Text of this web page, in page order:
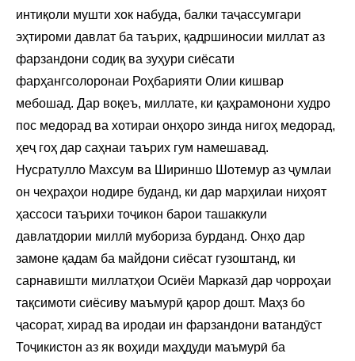
интиқоли мушти хок набуда, балки таҷассумгари
эҳтироми давлат ба таърих, қадршиносии миллат аз
фарзандони содиқ ва зуҳури сиёсати
фарҳангсолоронаи Роҳбарияти Олии кишвар
мебошад. Дар воқеъ, миллате, ки қаҳрамонони худро
пос медорад ва хотираи онҳоро зинда нигоҳ медорад,
ҳеҷ гоҳ дар саҳнаи таърих гум намешавад.
Нусратулло Махсум ва Шириншо Шотемур аз ҷумлаи
он чеҳраҳои нодире буданд, ки дар марҳилаи ниҳоят
ҳассоси таърихи тоҷикон барои ташаккули
давлатдории миллӣ мубориза бурданд. Онҳо дар
замоне қадам ба майдони сиёсат гузоштанд, ки
сарнавишти миллатҳои Осиёи Марказӣ дар чорроҳаи
тақсимоти сиёсиву маъмурӣ қарор дошт. Маҳз бо
ҷасорат, хирад ва иродаи ин фарзандони ватандӯст
Тоҷикистон аз як воҳиди маҳдуди маъмурӣ ба